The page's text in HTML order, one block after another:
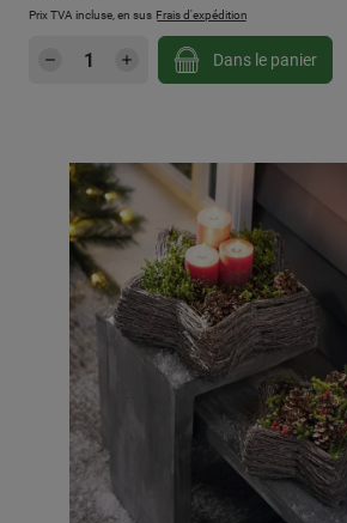
Prix TVA incluse, en sus Frais d'expédition
Quantité de produit :
Dans le panier